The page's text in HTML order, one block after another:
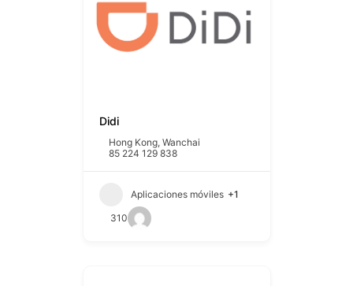
Didi
Hong Kong, Wanchai
85 224 129 838
Aplicaciones móviles +1
310